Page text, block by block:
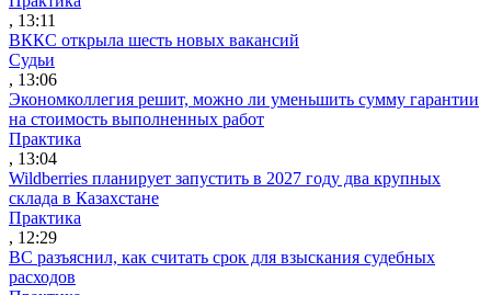
, 13:11
ВККС открыла шесть новых вакансий
Судьи
, 13:06
Экономколлегия решит, можно ли уменьшить сумму гарантии
на стоимость выполненных работ
Практика
, 13:04
Wildberries планирует запустить в 2027 году два крупных
склада в Казахстане
Практика
, 12:29
ВС разъяснил, как считать срок для взыскания судебных
расходов